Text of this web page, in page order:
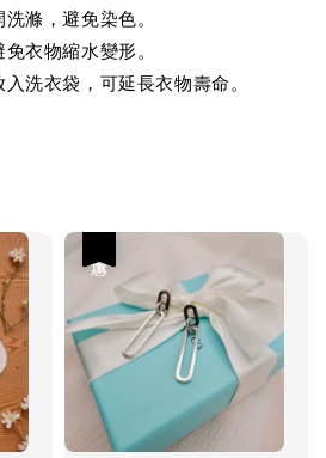
滌，避免染色。
衣物縮水變形。
洗衣袋，可延長衣物壽命。